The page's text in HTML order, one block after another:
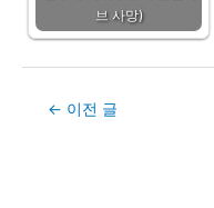
브 사망)
Post← 이전 글